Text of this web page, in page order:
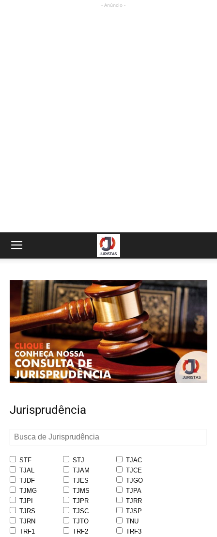
- Anúncio -
Jurisprudência
STF STJ
TJAC
TJAL
TJAM
TJCE
TJDF
TJES
TJGO
TJMG
TJMS
TJPA
TJPI
TJPR
TJRR
TJRS
TJSC
TJSP
TJRN
TJTO
TNU
TRF1
TRF2
TRF3